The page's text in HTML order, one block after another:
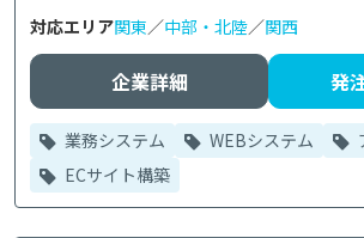
対応エリア関東／中部・北陸／関西
企業詳細 発
業務システム WEBシステム
ECサイト構築